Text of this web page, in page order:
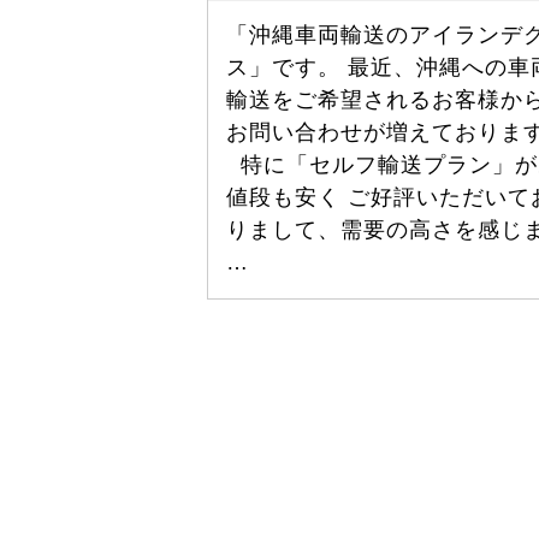
「沖縄車両輸送のアイランデ
ス」です。 最近、沖縄への車
輸送をご希望されるお客様か
お問い合わせが増えておりま
特に「セルフ輸送プラン」
値段も安く ご好評いただいて
りまして、需要の高さを感じま
…